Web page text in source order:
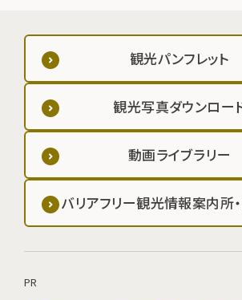
観光パンフレット
観光写真ダウンロー
動画ライブラリー
バリアフリー観光情報案内所
PR